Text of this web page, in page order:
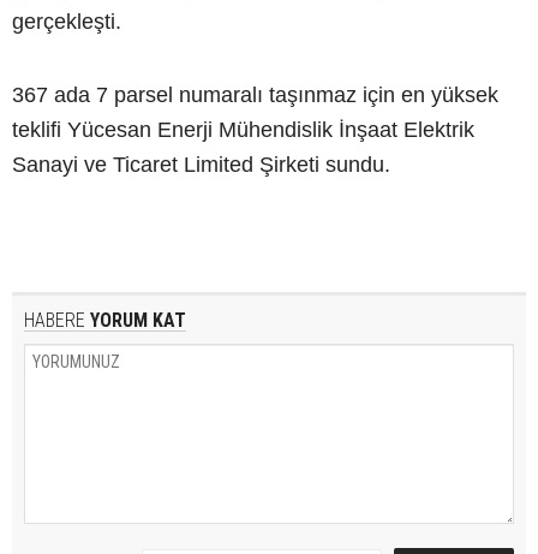
gerçekleşti.
367 ada 7 parsel numaralı taşınmaz için en yüksek
teklifi Yücesan Enerji Mühendislik İnşaat Elektrik
Sanayi ve Ticaret Limited Şirketi sundu.
HABERE YORUM KAT